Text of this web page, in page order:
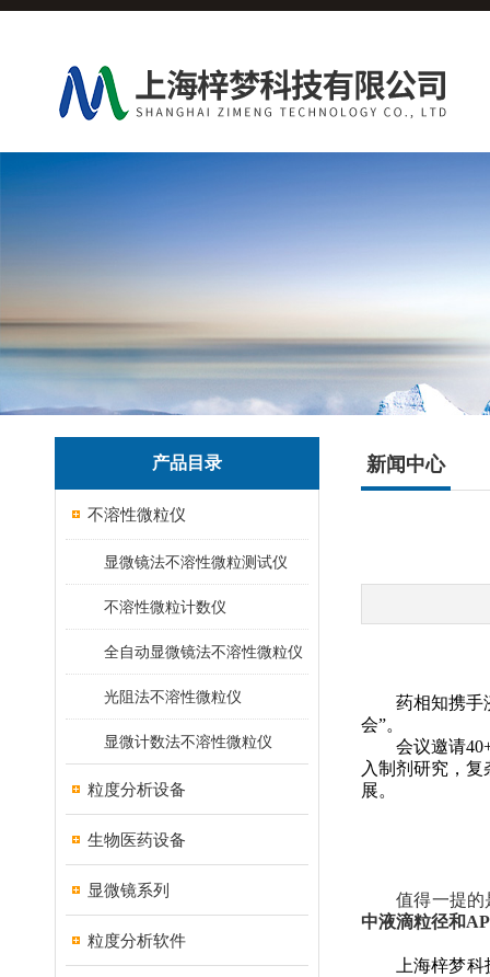
产品目录
不溶性微粒仪
显微镜法不溶性微粒测试仪
不溶性微粒计数仪
全自动显微镜法不溶性微粒仪
光阻法不溶性微粒仪
显微计数法不溶性微粒仪
粒度分析设备
生物医药设备
显微镜系列
粒度分析软件
新闻中心
药相知携手
会”。
会议邀请
入制剂研究 ， 复
展。
值得一提的
中液滴粒径和
上海梓梦